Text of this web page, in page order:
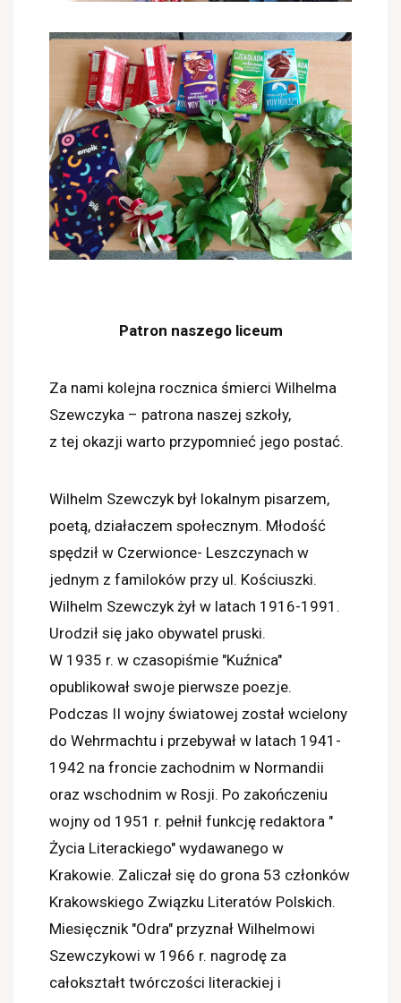
Patron naszego liceum
Za nami kolejna rocznica śmierci Wilhelma
Szewczyka – patrona naszej szkoły,
z tej okazji warto przypomnieć jego postać.
Wilhelm Szewczyk był lokalnym pisarzem,
poetą, działaczem społecznym. Młodość
spędził w Czerwionce- Leszczynach w
jednym z familoków przy ul. Kościuszki.
Wilhelm Szewczyk żył w latach 1916-1991.
Urodził się jako obywatel pruski.
W 1935 r. w czasopiśmie "Kuźnica"
opublikował swoje pierwsze poezje.
Podczas II wojny światowej został wcielony
do Wehrmachtu i przebywał w latach 1941-
1942 na froncie zachodnim w Normandii
oraz wschodnim w Rosji. Po zakończeniu
wojny od 1951 r. pełnił funkcję redaktora "
Życia Literackiego" wydawanego w
Krakowie. Zaliczał się do grona 53 członków
Krakowskiego Związku Literatów Polskich.
Miesięcznik "Odra" przyznał Wilhelmowi
Szewczykowi w 1966 r. nagrodę za
całokształt twórczości literackiej i